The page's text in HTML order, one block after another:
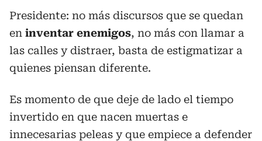
Presidente: no más discursos que se quedan
en inventar enemigos, no más con llamar a
las calles y distraer, basta de estigmatizar a
quienes piensan diferente.
Es momento de que deje de lado el tiempo
invertido en que nacen muertas e
innecesarias peleas y que empiece a defender